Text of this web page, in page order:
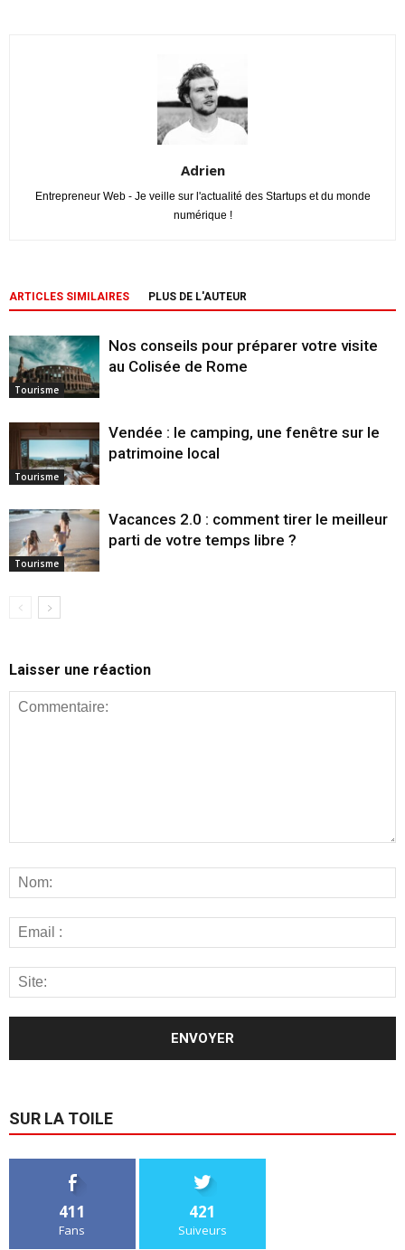
Adrien
Entrepreneur Web - Je veille sur l'actualité des Startups et du monde
numérique !
ARTICLES SIMILAIRES PLUS DE L'AUTEUR
Tourisme
Nos conseils pour préparer votre visite
au Colisée de Rome
Tourisme
Vendée : le camping, une fenêtre sur le
patrimoine local
Tourisme
Vacances 2.0 : comment tirer le meilleur
parti de votre temps libre ?
Laisser une réaction
SUR LA TOILE
411
Fans
421
Suiveurs